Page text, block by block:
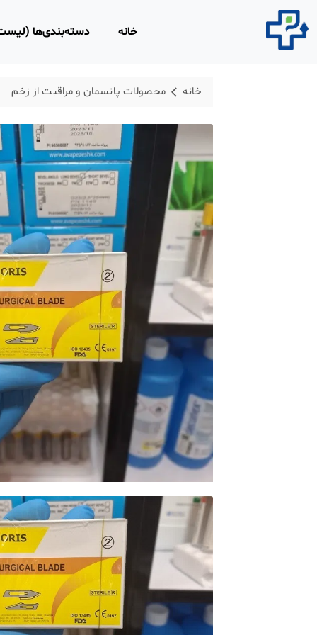
خانه دسته‌بندی‌ها
روپوش و اسکراب
محلول‌های ضد
محصولات و
لاغری
محصولات
فیزیوتراپی
تجهیزات امداد و
ابزار و
معاینه
محصولات خانگی
بهداشتی
محصولات
محصولات
محصولات
محصولات
خانه محصولات پانسمان و مراقبت از زخم